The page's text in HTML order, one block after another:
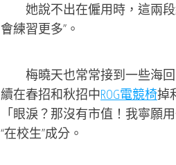
她說不出在僱用時，這兩段
會練習更多”。
梅曉天也常常接到一些海回
續在春招和秋招中ROG電競椅掉
「眼淚？那沒有市值！我寧願
“在校生”成分。